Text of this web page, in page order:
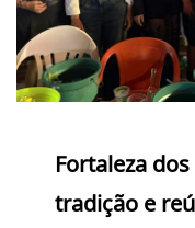
Fortaleza
tradição e